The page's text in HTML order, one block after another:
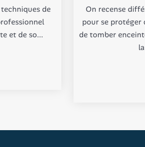
de
et de so...
On recense
pour se protéger
de tomber